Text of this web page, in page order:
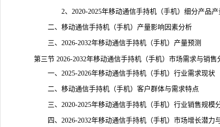
2、2020-2025年移动通信手持机（手机）细分产品产
二、移动通信手持机（手机）产量影响因素分析
三、2026-2032年移动通信手持机（手机）产量预测
第三节 2026-2032年移动通信手持机（手机）市场需求与销售
一、2025-2026年移动通信手持机（手机）行业需求现状
二、移动通信手持机（手机）客户群体与需求特点
三、2020-2025年移动通信手持机（手机）行业销售规模
四、2026-2032年移动通信手持机（手机）市场增长潜力